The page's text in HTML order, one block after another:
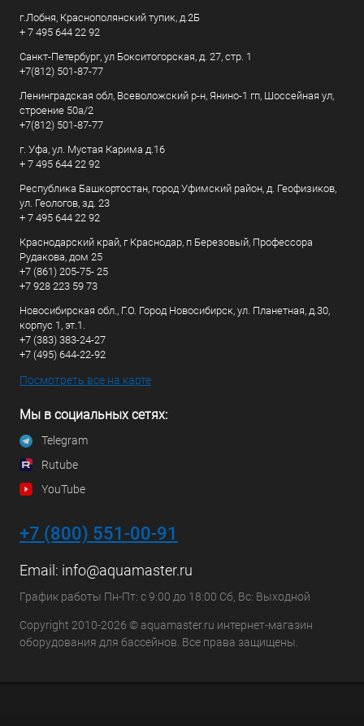
г.Лобня, Краснополянский тупик, д.2Б
+ 7 495 644 22 92
Санкт-Петербург, ул Бокситогорская, д. 27, стр. 1
+7(812) 501-87-77
Ленинградская обл, Всеволожский р-н, Янино-1 гп, Шоссейная ул,
строение 50а/2
+7(812) 501-87-77
г. Уфа, ул. Мустая Карима д.16
+ 7 495 644 22 92
Республика Башкортостан, город Уфимский район, д. Геофизиков,
ул. Геологов, зд. 23
+ 7 495 644 22 92
Краснодарский край, г Краснодар, п Березовый, Профессора
Рудакова, дом 25
+7 (861) 205-75- 25
+7 928 223 59 73
Новосибирская обл., Г.О. Город Новосибирск, ул. Планетная, д.30,
корпус 1, эт.1.
+7 (383) 383-24-27
+7 (495) 644-22-92
Посмотреть все на карте
Мы в социальных сетях:
Telegram
Rutube
YouTube
+7 (800) 551-00-91
Email: info@aquamaster.ru
График работы Пн-Пт: с 9:00 до 18:00 Сб, Вс: Выходной
Copyright 2010-2026 © aquamaster.ru интернет-магазин
оборудования для бассейнов. Все права защищены.